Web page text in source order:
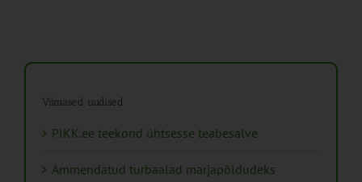
Viimased uudised
PIKK.ee teekond ühtsesse teabesalve
Ammendatud turbaalad marjapõldudeks